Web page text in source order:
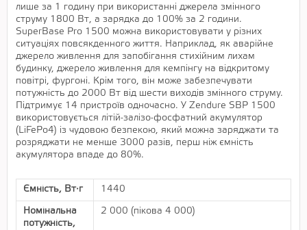
лише за 1 годину при використанні джерела змінного
струму 1800 Вт, а зарядка до 100% за 2 години.
SuperBase Pro 1500 можна використовувати у різних
ситуаціях повсякденного життя. Наприклад, як аварійне
джерело живлення для запобігання стихійним лихам
будинку, джерело живлення для кемпінгу на відкритому
повітрі, фургоні. Крім того, він може забезпечувати
потужність до 2000 Вт від шести виходів змінного струму.
Підтримує 14 пристроїв одночасно. У Zendure SBP 1500
використовується літій-залізо-фосфатний акумулятор
(LiFePo4) із чудовою безпекою, який можна заряджати та
розряджати не менше 3000 разів, перш ніж ємність
акумулятора впаде до 80%.
Ємність, Вт·г 1440
Номінальна
потужність,
2 000 (пікова 4 000)